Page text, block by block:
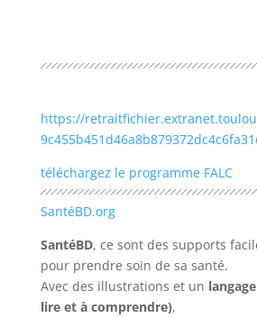
https://
téléchargez le programme FALC
SantéBD.org
SantéBD, ce sont des supports
pour prendre soin de sa santé.
Avec des illustrations et un
lire et à comprendre),